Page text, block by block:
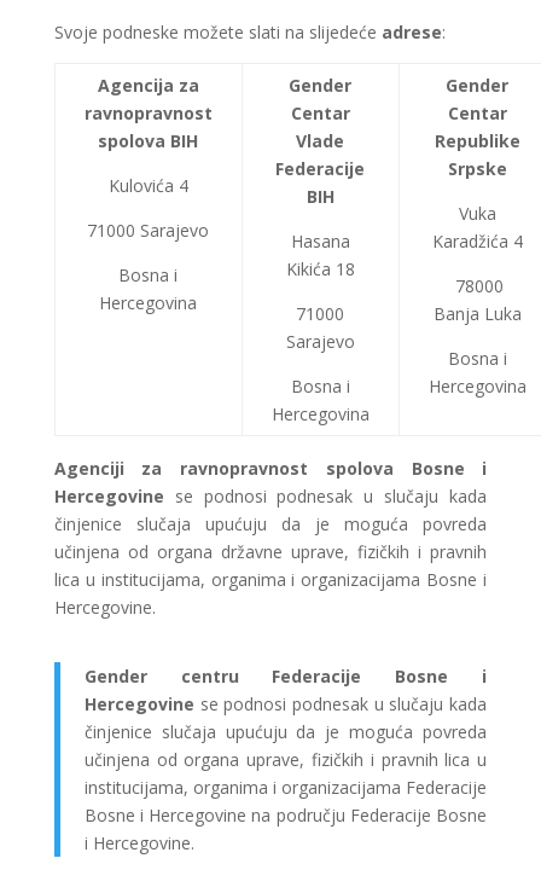
Svoje podneske možete slati na slijedeće adrese:
Agencija za
ravnopravnost
spolova BIH
Kulovića 4
71000 Sarajevo
Bosna i
Hercegovina
Gender
Centar
Vlade
Federacije
BIH
Hasana
Kikića 18
71000
Sarajevo
Bosna i
Hercegovina
Gender
Centar
Republike
Srpske
Vuka
Karadžića 4
78000
Banja Luka
Bosna i
Hercegovina
Agenciji za ravnopravnost spolova Bosne i
Hercegovine se podnosi podnesak u slučaju kada
činjenice slučaja upućuju da je moguća povreda
učinjena od organa državne uprave, fizičkih i pravnih
lica u institucijama, organima i organizacijama Bosne i
Hercegovine.
Gender centru Federacije Bosne i
Hercegovine se podnosi podnesak u slučaju kada
činjenice slučaja upućuju da je moguća povreda
učinjena od organa uprave, fizičkih i pravnih lica u
institucijama, organima i organizacijama Federacije
Bosne i Hercegovine na području Federacije Bosne
i Hercegovine.